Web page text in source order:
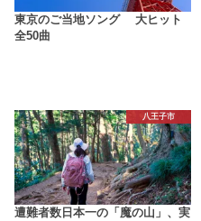
東京のご当地ソング 大ヒット
全50曲
八王子市
遭難者数日本一の「魔の山」、実